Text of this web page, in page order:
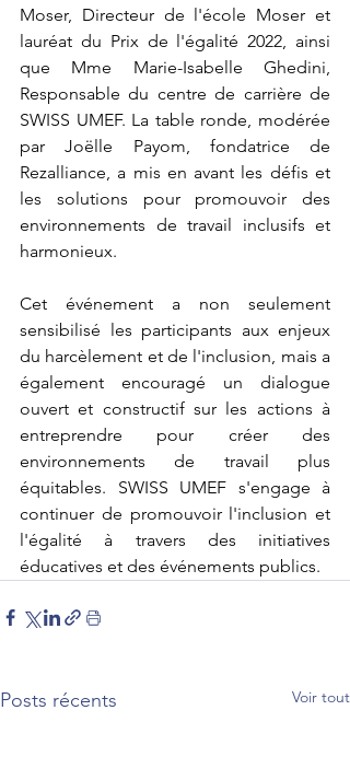
Moser, Directeur de l'école Moser et
lauréat du Prix de l'égalité 2022, ainsi
que Mme Marie-Isabelle Ghedini,
Responsable du centre de carrière de
SWISS UMEF. La table ronde, modérée
par Joëlle Payom, fondatrice de
Rezalliance, a mis en avant les défis et
les solutions pour promouvoir des
environnements de travail inclusifs et
harmonieux.
Cet événement a non seulement
sensibilisé les participants aux enjeux
du harcèlement et de l'inclusion, mais a
également encouragé un dialogue
ouvert et constructif sur les actions à
entreprendre pour créer des
environnements de travail plus
équitables. SWISS UMEF s'engage à
continuer de promouvoir l'inclusion et
l'égalité à travers des initiatives
éducatives et des événements publics.
Posts récents Voir tout